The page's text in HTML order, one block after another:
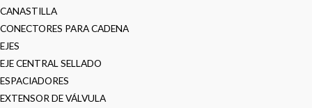
CANASTILLA
CONECTORES PARA CADENA
EJES
EJE CENTRAL SELLADO
ESPACIADORES
EXTENSOR DE VÁLVULA